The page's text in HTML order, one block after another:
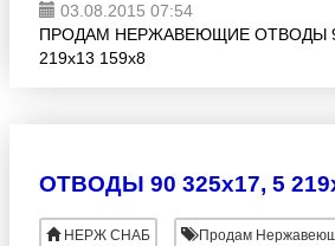
03.08.2015 07:54
ПРОДАМ НЕРЖАВЕЮЩИЕ ОТВОДЫ
219х13 159х8
ОТВОДЫ 90 325х17, 5
НЕРЖ СНАБ Продам